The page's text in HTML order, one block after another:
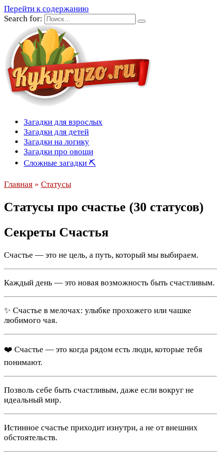
Перейти к содержанию
Search for:
Загадки для взрослых
Загадки для детей
Загадки на логику
Загадки про овощи
Сложные загадки ⛏
Главная » Статусы
Статусы про счастье (30 статусов)
Секреты Счастья
Счастье — это не цель, а путь, который мы выбираем.
Каждый день — это новая возможность быть счастливым.
✨ Счастье в мелочах: улыбке прохожего или чашке
любимого чая.
❤️ Счастье — это когда рядом есть люди, которые тебя
понимают.
Позволь себе быть счастливым, даже если вокруг не
идеальный мир.
Истинное счастье приходит изнутри, а не от внешних
обстоятельств.